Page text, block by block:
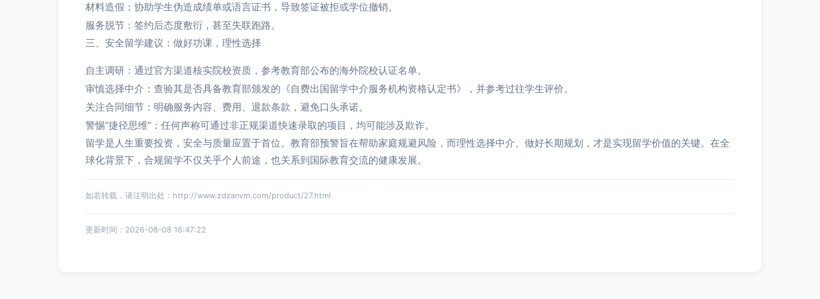
材料造假：协助学生伪造成绩单或语言证书，导致签证被拒或学位撤销。
服务脱节：签约后态度敷衍，甚至失联跑路。
三、安全留学建议：做好功课，理性选择
自主调研：通过官方渠道核实院校资质，参考教育部公布的海外院校认证名单。
审慎选择中介：查验其是否具备教育部颁发的《自费出国留学中介服务机构资格认定书》，并参考过往学生评价。
关注合同细节：明确服务内容、费用、退款条款，避免口头承诺。
警惕“捷径思维”：任何声称可通过非正规渠道快速录取的项目，均可能涉及欺诈。
留学是人生重要投资，安全与质量应置于首位。教育部预警旨在帮助家庭规避风险，而理性选择中介、做好长期规划，才是实现留学价值的关键。在全
球化背景下，合规留学不仅关乎个人前途，也关系到国际教育交流的健康发展。
如若转载，请注明出处：http://www.zdzanvm.com/product/27.html
更新时间：2026-08-08 16:47:22